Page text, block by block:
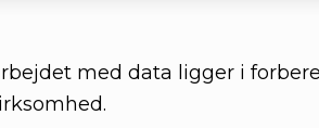
med data ligger i